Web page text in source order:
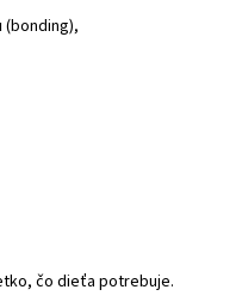
(bonding),
čo dieťa potrebuje.